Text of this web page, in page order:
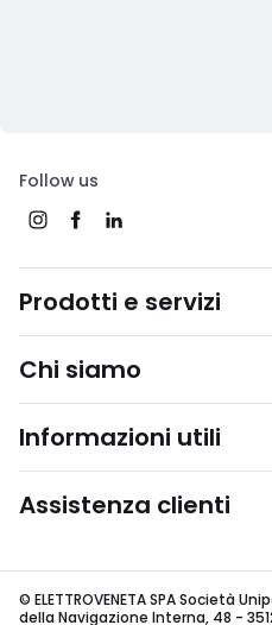
Follow us
Prodotti e servizi
Chi siamo
Informazioni utili
Assistenza clienti
© ELETTROVENETA SPA Società
della Navigazione Interna, 48 -